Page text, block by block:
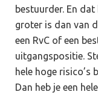
bestuurder. En
groter is dan van
een RvC of een
uitgangspositie.
hele hoge risico’s
Dan heb je een